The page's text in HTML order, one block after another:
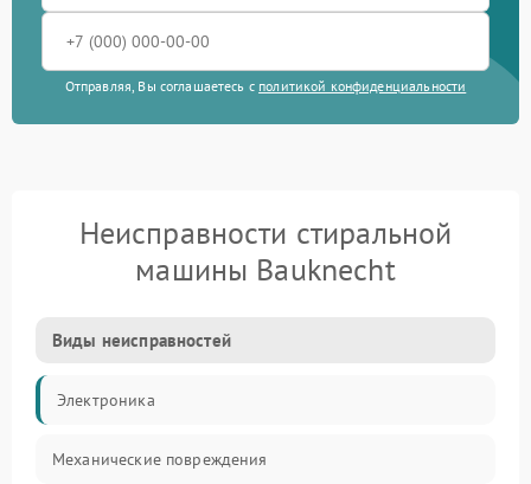
Отправляя, Вы соглашаетесь с политикой конфиденциальности
Неисправности стиральной
машины Bauknecht
Виды неисправностей
Электроника
Механические повреждения